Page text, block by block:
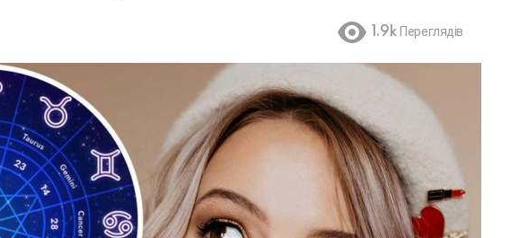
1.9k Переглядів